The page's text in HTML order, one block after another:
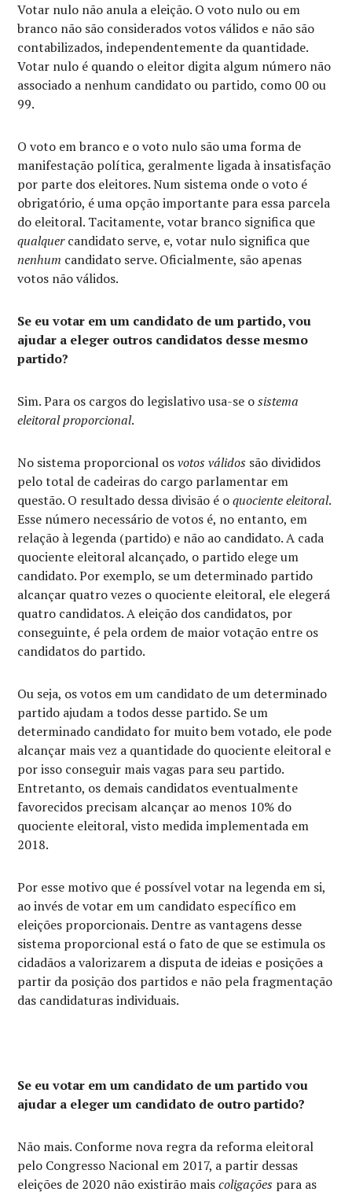
Votar nulo não anula a eleição. O voto nulo ou em
branco não são considerados votos válidos e não são
contabilizados, independentemente da quantidade.
Votar nulo é quando o eleitor digita algum número não
associado a nenhum candidato ou partido, como 00 ou
99.
O voto em branco e o voto nulo são uma forma de
manifestação política, geralmente ligada à insatisfação
por parte dos eleitores. Num sistema onde o voto é
obrigatório, é uma opção importante para essa parcela
do eleitoral. Tacitamente, votar branco significa que
qualquercandidato serve, e, votar nulo significa que
nenhum candidato serve. Oficialmente, são apenas
votos não válidos.
Se eu votar em um candidato de um partido, vou
ajudar a eleger outros candidatos desse mesmo
partido?
Sim. Para os cargos do legislativo usa-se osistema
eleitoral proporcional.
No sistema proporcional osvotos válidos são divididos
pelo total de cadeiras do cargo parlamentar em
questão. O resultado dessa divisão é oquociente eleitoral.
Esse número necessário de votos é, no entanto, em
relação à legenda (partido) e não ao candidato. A cada
quociente eleitoral alcançado, o partido elege um
candidato. Por exemplo, se um determinado partido
alcançar quatro vezes o quociente eleitoral, ele elegerá
quatro candidatos. A eleição dos candidatos, por
conseguinte, é pela ordem de maior votação entre os
candidatos do partido.
Ou seja, os votos em um candidato de um determinado
partido ajudam a todos desse partido. Se um
determinado candidato for muito bem votado, ele pode
alcançar mais vez a quantidade do quociente eleitoral e
por isso conseguir mais vagas para seu partido.
Entretanto, os demais candidatos eventualmente
favorecidos precisam alcançar ao menos 10% do
quociente eleitoral, visto medida implementada em
2018.
Por esse motivo que é possível votar na legenda em si,
ao invés de votar em um candidato específico em
eleições proporcionais. Dentre as vantagens desse
sistema proporcional está o fato de que se estimula os
cidadãos a valorizarem a disputa de ideias e posições a
partir da posição dos partidos e não pela fragmentação
das candidaturas individuais.
Se eu votar em um candidato de um partido vou
ajudar a eleger um candidato de outro partido?
Não mais. Conforme nova regra da reforma eleitoral
pelo Congresso Nacional em 2017, a partir dessas
eleições de 2020 não existirão maiscoligações para as